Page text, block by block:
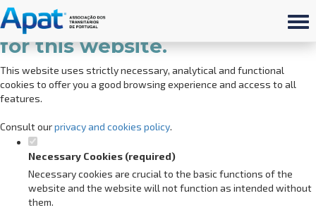
Set your cookie preferences
for this website.
This website uses strictly necessary, analytical and functional
cookies to offer you a good browsing experience and access to all
features.
Consult ourprivacy and cookies policy.
Necessary Cookies (required)
Necessary cookies are crucial to the basic functions of the
website and the website will not function as intended without
them.